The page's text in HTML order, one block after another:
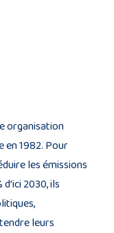
organisation
en 1982. Pour
les émissions
2030, ils
leurs